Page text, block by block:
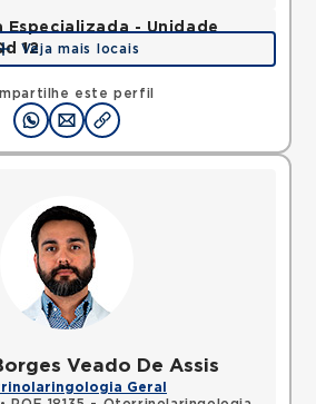
este perfil
Especializada - Unidade
12
Brasilia, DF, 73010120 •
Veja mais locais
Veado De Assis
Geral